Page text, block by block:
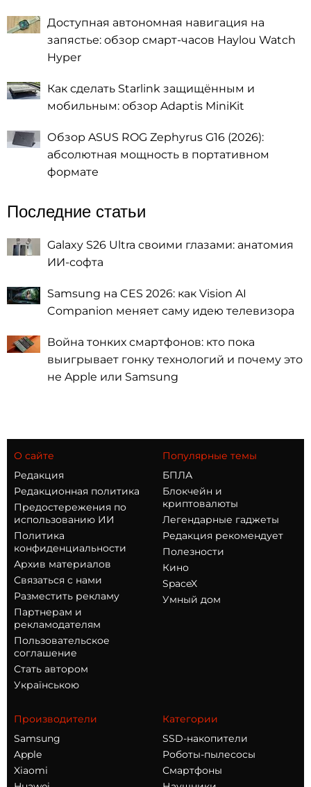
Доступная автономная навигация на
запястье: обзор смарт-часов Haylou Watch
Hyper
Как сделать Starlink защищённым и
мобильным: обзор Adaptis MiniKit
Обзор ASUS ROG Zephyrus G16 (2026):
абсолютная мощность в портативном
формате
Последние статьи
Galaxy S26 Ultra своими глазами: анатомия
ИИ-софта
Samsung на CES 2026: как Vision AI
Companion меняет саму идею телевизора
Война тонких смартфонов: кто пока
выигрывает гонку технологий и почему это
не Apple или Samsung
О сайте
Редакция
Редакционная политика
Предостережения по
использованию ИИ
Политика
конфиденциальности
Архив материалов
Связаться с нами
Разместить рекламу
Партнерам и
рекламодателям
Пользовательское
соглашение
Стать автором
Українською
Популярные темы
БПЛА
Блокчейн и
криптовалюты
Легендарные гаджеты
Редакция рекомендует
Полезности
Кино
SpaceX
Умный дом
Производители
Samsung
Apple
Xiaomi
Категории
SSD-накопители
Роботы-пылесосы
Смартфоны